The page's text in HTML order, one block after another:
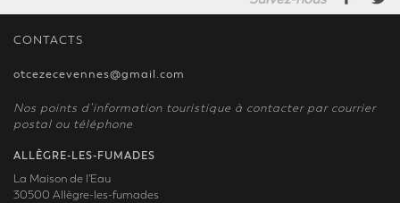
CONTACTS
otcezecevennes@gmail.com
Nos points d’information touristique à contacter par courrier
postal ou téléphone
ALLÈGRE-LES-FUMADES
La Maison de l'Eau
30500 Allègre-les-fumades